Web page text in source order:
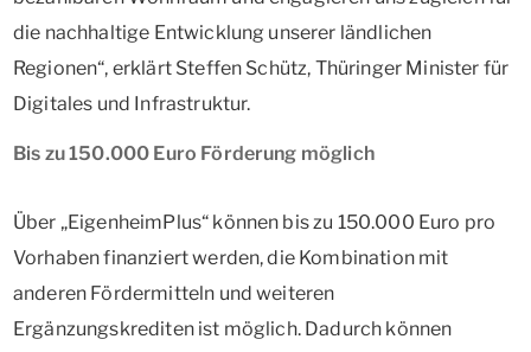
die nachhaltige Entwicklung unserer ländlichen
Regionen“, erklärt Steffen Schütz, Thüringer Minister für
Digitales und Infrastruktur.
Bis zu 150.000 Euro Förderung möglich
Über „EigenheimPlus“ können bis zu 150.000 Euro pro
Vorhaben finanziert werden, die Kombination mit
anderen Fördermitteln und weiteren
Ergänzungskrediten ist möglich. Dadurch können